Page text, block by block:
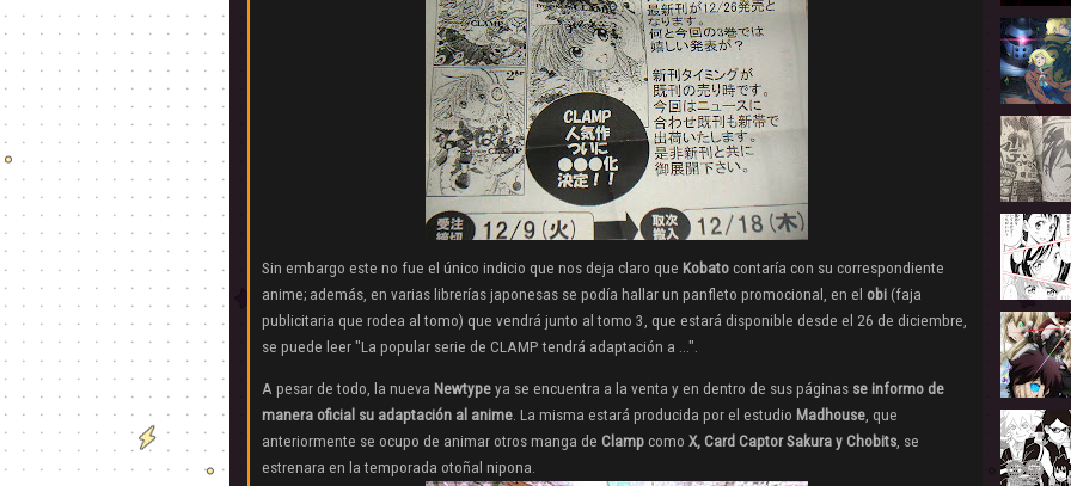
Sin embargo este no fue el único indicio que nos deja claro que Kobato contaría con su correspondiente
anime; además, en varias librerías japonesas se podía hallar un panfleto promocional, en el obi (faja
publicitaria que rodea al tomo) que vendrá junto al tomo 3, que estará disponible desde el 26 de diciembre,
se puede leer "La popular serie de CLAMP tendrá adaptación a ...".
A pesar de todo, la nueva Newtype ya se encuentra a la venta y en dentro de sus páginas se informo de
manera oficial su adaptación al anime. La misma estará producida por el estudio Madhouse, que
anteriormente se ocupo de animar otros manga de Clamp como X, Card Captor Sakura y Chobits, se
estrenara en la temporada otoñal nipona.